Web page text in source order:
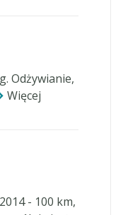
Odżywianie,
Więcej
- 100 km,